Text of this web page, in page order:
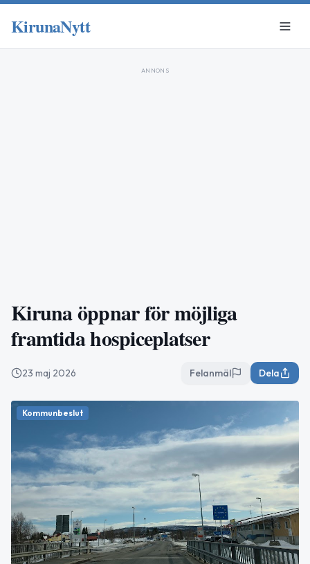
KirunaNytt
ANNONS
Kiruna öppnar för möjliga
framtida hospiceplatser
23 maj 2026 Felanmäl Dela
Kommunbeslut